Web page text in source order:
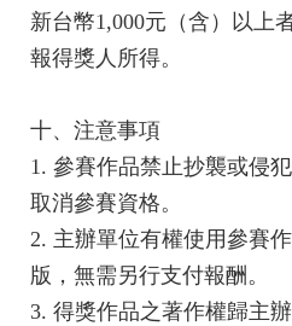
新台幣1,000元（含）以上
報得獎人所得。
十、注意事項
1. 參賽作品禁止抄襲或侵
取消參賽資格。
2. 主辦單位有權使用參賽
版，無需另行支付報酬。
3. 得獎作品之著作權歸主